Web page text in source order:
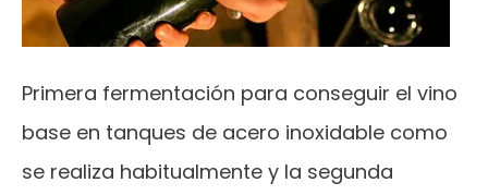
Primera fermentación para conseguir el vino
base en tanques de acero inoxidable como
se realiza habitualmente y la segunda